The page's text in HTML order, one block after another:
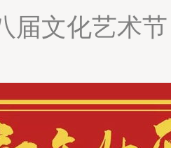
届文化艺术